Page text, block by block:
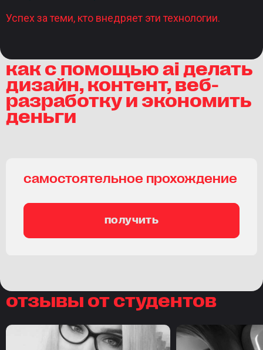
Успех за теми, кто внедряет эти технологии.
как с помощью ai делать
дизайн, контент, веб-
разработку и экономить
деньги
самостоятельное прохождение
получить
отзывы от студентов